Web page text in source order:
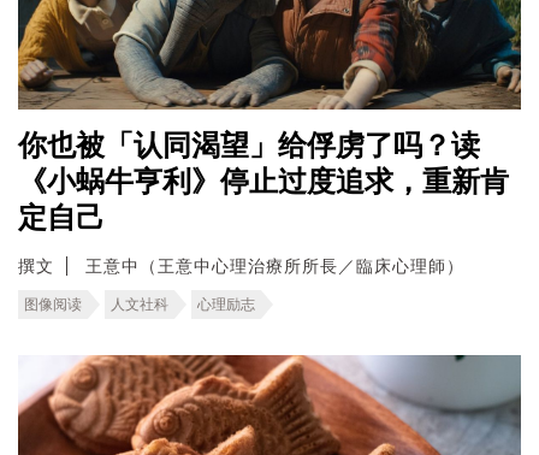
你也被「认同渴望」给俘虏了吗？读
《小蜗牛亨利》停止过度追求，重新肯
定自己
撰文 王意中（王意中心理治療所所長／臨床心理師）
图像阅读 人文社科 心理励志